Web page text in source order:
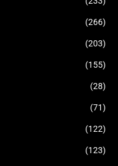
(266)
(203)
(155)
(28)
(71)
(122)
(123)